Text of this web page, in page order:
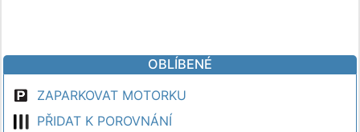
OBLÍBENÉ
ZAPARKOVAT MOTORKU
PŘIDAT K POROVNÁNÍ